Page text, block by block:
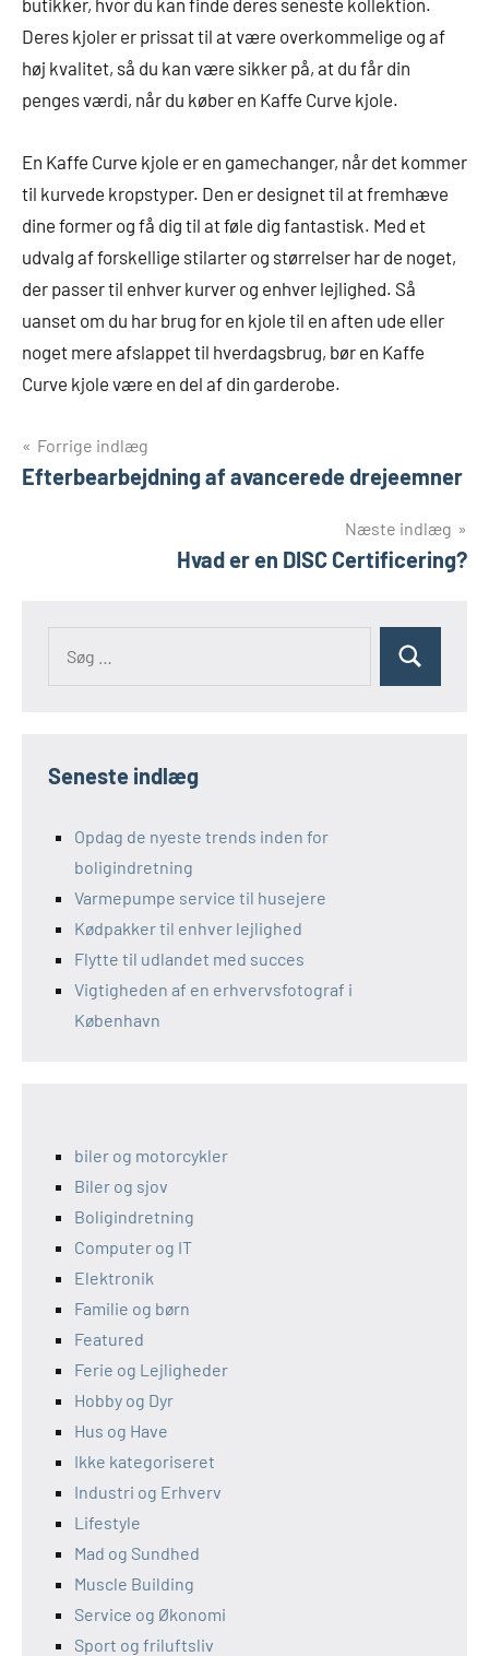
butikker, hvor du kan finde deres seneste kollektion.
Deres kjoler er prissat til at være overkommelige og af
høj kvalitet, så du kan være sikker på, at du får din
penges værdi, når du køber en Kaffe Curve kjole.
En Kaffe Curve kjole er en gamechanger, når det kommer
til kurvede kropstyper. Den er designet til at fremhæve
dine former og få dig til at føle dig fantastisk. Med et
udvalg af forskellige stilarter og størrelser har de noget,
der passer til enhver kurver og enhver lejlighed. Så
uanset om du har brug for en kjole til en aften ude eller
noget mere afslappet til hverdagsbrug, bør en Kaffe
Curve kjole være en del af din garderobe.
Indlægsnavigation
Forrige indlæg
Efterbearbejdning af avancerede drejeemner
Næste indlæg
Hvad er en DISC Certificering?
Seneste indlæg
Opdag de nyeste trends inden for
boligindretning
Varmepumpe service til husejere
Kødpakker til enhver lejlighed
Flytte til udlandet med succes
Vigtigheden af en erhvervsfotograf i
København
biler og motorcykler
Biler og sjov
Boligindretning
Computer og IT
Elektronik
Familie og børn
Featured
Ferie og Lejligheder
Hobby og Dyr
Hus og Have
Ikke kategoriseret
Industri og Erhverv
Lifestyle
Mad og Sundhed
Muscle Building
Service og Økonomi
Sport og friluftsliv